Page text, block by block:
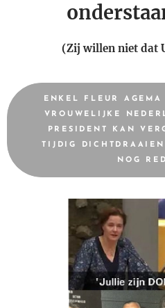
(Zij willen niet dat
ENKEL FLEUR
VROUWELIJKE
PRESIDENT KAN
TIJDIG
NOG